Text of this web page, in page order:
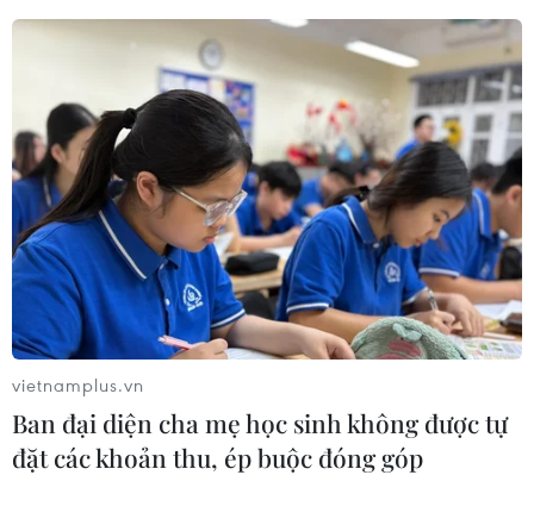
vietnamplus.vn
Ban đại diện cha mẹ học sinh không được tự
đặt các khoản thu, ép buộc đóng góp